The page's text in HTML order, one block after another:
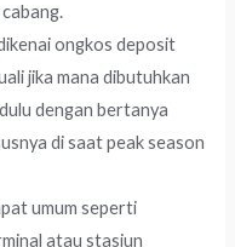
ongkos deposit
jika mana dibutuhkan
dengan bertanya
di saat peak season
umum seperti
atau stasiun